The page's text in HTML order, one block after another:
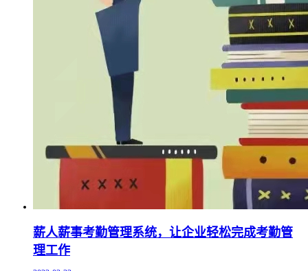
薪人薪事考勤管理系统，让企业轻松完成考勤管
理工作